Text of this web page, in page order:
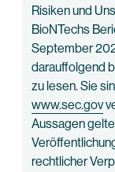
Risiken und
BioNTechs
September
darauffolgend
zu lesen. Sie
www.sec.gov
Aussagen
rechtlicher